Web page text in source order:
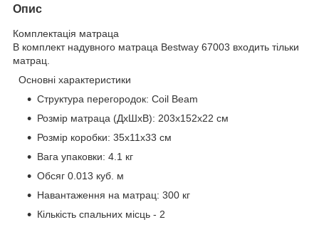
Опис
Комплектація матраца
В комплект надувного матраца Bestway 67003 входить тільки
матрац.
Основні характеристики
Структура перегородок: Coil Beam
Розмір матраца (ДхШхВ): 203x152x22 см
Розмір коробки: 35x11x33 см
Вага упаковки: 4.1 кг
Обсяг 0.013 куб. м
Навантаження на матрац: 300 кг
Кількість спальних місць - 2